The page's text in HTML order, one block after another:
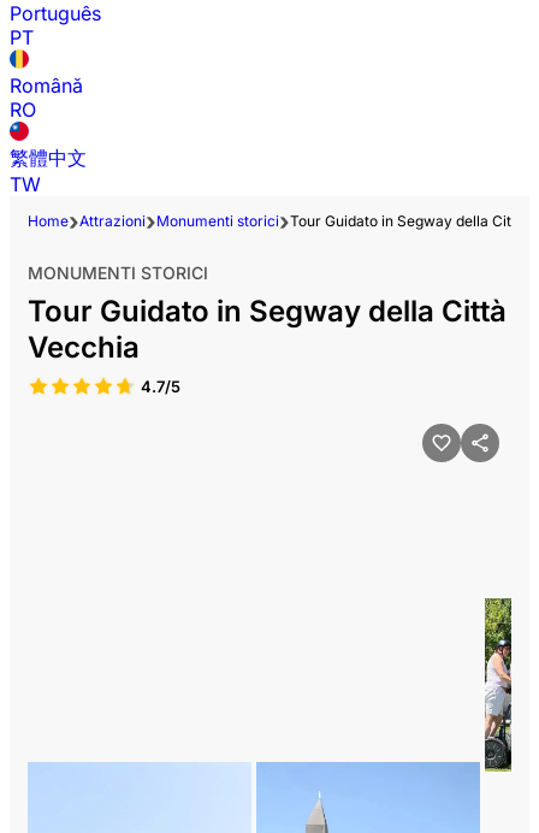
Português
PT
Română
RO
繁體中文
TW
Home Attrazioni Monumenti storici Tour Guidato in Segway della Città
MONUMENTI STORICI
Tour Guidato in Segway della Città
Vecchia
4.7/5